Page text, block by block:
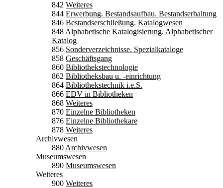
842 Weiteres
844 Erwerbung. Bestandsaufbau. Bestandserhaltung
846 Bestandserschließung. Katalogwesen
848 Alphabetische Katalogisierung. Alphabetischer
Katalog
856 Sonderverzeichnisse. Spezialkataloge
858 Geschäftsgang
860 Bibliothekstechnologie
862 Bibliotheksbau u. -einrichtung
864 Bibliothekstechnik i.e.S.
866 EDV in Bibliotheken
868 Weiteres
870 Einzelne Bibliotheken
876 Einzelne Bibliothekare
878 Weiteres
Archivwesen
880 Archivwesen
Museumswesen
890 Museumswesen
Weiteres
900 Weiteres